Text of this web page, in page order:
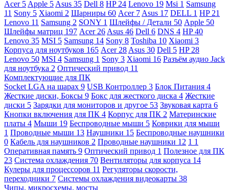
Acer 5 Apple 5 Asus 35 Dell 8 HP 24 Lenovo 19 Msi 1 Samsung
11 Sony 5 Xiaomi 2 Шарниры 60 Acer 7 Asus 17 DELL 1 HP 21
Lenovo 11 Samsung 2 SONY 1 Шлейфы / Детали 50 Apple 50
Шлейфы матриц 197 Acer 26 Asus 46 Dell 6 DNS 4 HP40
Lenovo 35 MSI 5 Samsung 14 Sony 8 Toshiba 10 Xiaomi 3
Корпуса для ноутбуков 165 Acer 28 Asus 30 Dell 5 HP 28
Lenovo 50 MSI 4 Samsung 1 Sony 3 Xiaomi 16 Разъём аудио Jack
для ноутбука 2 Оптический привод 11
Комплектующие для ПК
Socket LGA на шарах 9 USB Контроллер 3 Блок Питания 4
Жесткие диски, Боксы 9 Бокс для жесткого диска 4 Жесткие
диски 5 Зарядки для мониторов и другое 53 Звуковая карта 6
Кнопки включения для ПК 4 Корпус для ПК 2 Материнские
платы 4 Мыши 19 Беспроводные мыши 5 Коврики для мыши
1 Проводные мыши 13 Наушники 15 Беспроводные наушники
0 Кабель для наушников 2 Проводные наушники 12 1 1
Оперативная память 9 Оптический привод 1 Полезное для ПК
23 Система охлаждения 70 Вентиляторы для корпуса 14
Кулеры для процессоров 11 Регуляторы скорости,
переходники 7 Системы охлаждения видеокарты 38
Чипы, микросхемы, мосты